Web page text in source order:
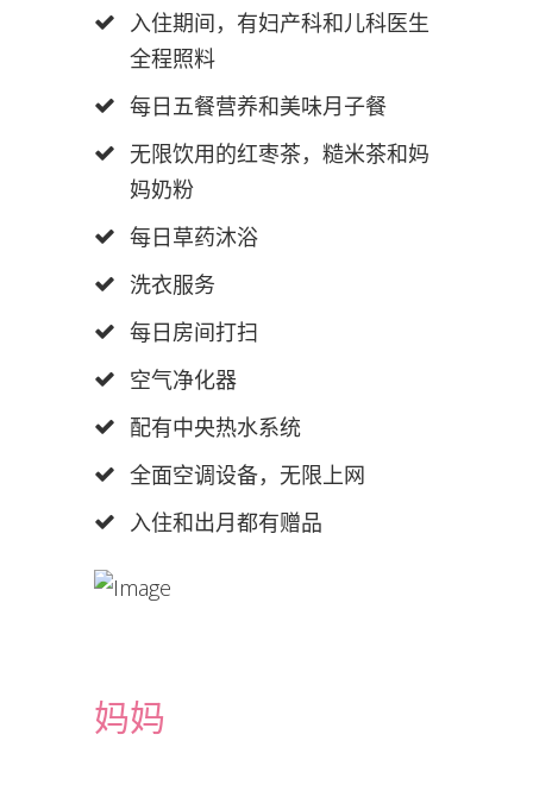
入住期间，有妇产科和儿科医生
全程照料
每日五餐营养和美味月子餐
无限饮用的红枣茶，糙米茶和妈
妈奶粉
每日草药沐浴
洗衣服务
每日房间打扫
空气净化器
配有中央热水系统
全面空调设备，无限上网
入住和出月都有赠品
妈妈